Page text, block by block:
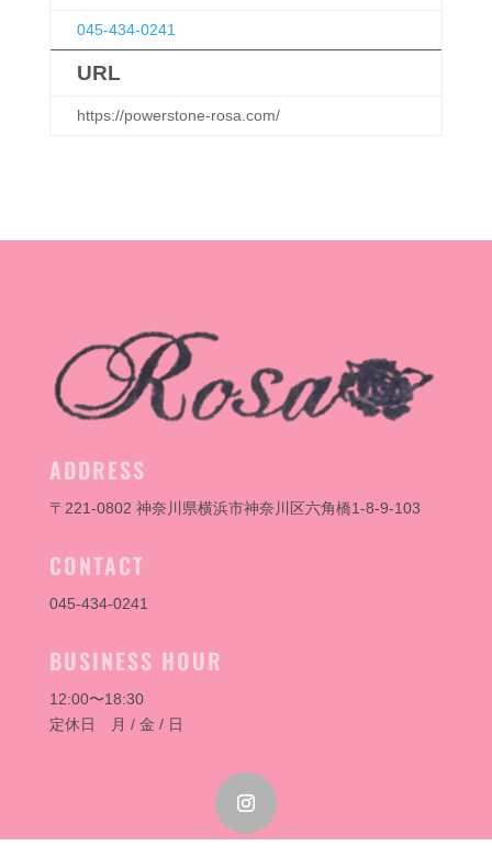
045-434-0241
URL
https://powerstone-rosa.com/
ADDRESS
〒221-0802 神奈川県横浜市神奈川区六角橋1-8-9-103
CONTACT
045-434-0241
BUSINESS HOUR
12:00〜18:30
定休日 月 / 金 / 日